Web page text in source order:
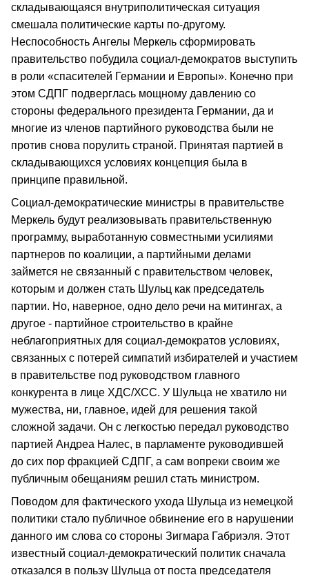
складывающаяся внутриполитическая ситуация
смешала политические карты по-другому.
Неспособность Ангелы Меркель сформировать
правительство побудила социал-демократов выступить
в роли «спасителей Германии и Европы». Конечно при
этом СДПГ подверглась мощному давлению со
стороны федерального президента Германии, да и
многие из членов партийного руководства были не
против снова порулить страной. Принятая партией в
складывающихся условиях концепция была в
принципе правильной.
Социал-демократические министры в правительстве
Меркель будут реализовывать правительственную
программу, выработанную совместными усилиями
партнеров по коалиции, а партийными делами
займется не связанный с правительством человек,
которым и должен стать Шульц как председатель
партии. Но, наверное, одно дело речи на митингах, а
другое - партийное строительство в крайне
неблагоприятных для социал-демократов условиях,
связанных с потерей симпатий избирателей и участием
в правительстве под руководством главного
конкурента в лице ХДС/ХСС. У Шульца не хватило ни
мужества, ни, главное, идей для решения такой
сложной задачи. Он с легкостью передал руководство
партией Андреа Налес, в парламенте руководившей
до сих пор фракцией СДПГ, а сам вопреки своим же
публичным обещаниям решил стать министром.
Поводом для фактического ухода Шульца из немецкой
политики стало публичное обвинение его в нарушении
данного им слова со стороны Зигмара Габриэля. Этот
известный социал-демократический политик сначала
отказался в пользу Шульца от поста председателя